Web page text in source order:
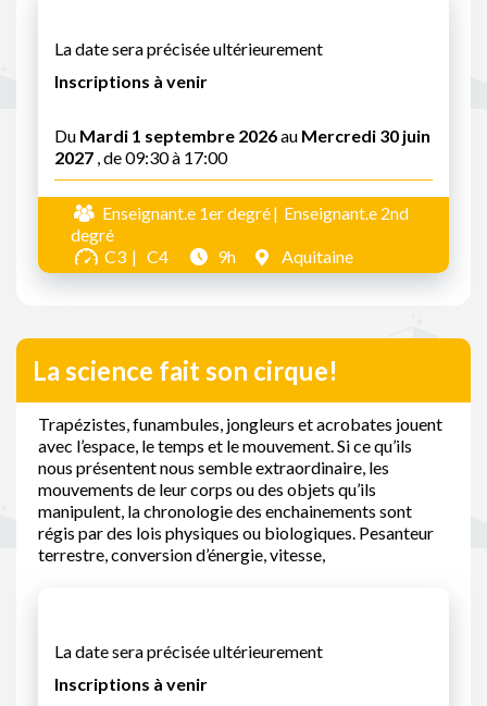
La date sera précisée ultérieurement
Inscriptions à venir
Du Mardi 1 septembre 2026au Mercredi 30 juin
2027 , de 09:30 à 17:00
Enseignant.e 1er degré
Enseignant.e 2nd
degré
C3
C4 9h Aquitaine
La science fait son cirque!
Trapézistes, funambules, jongleurs et acrobates jouent
avec l’espace, le temps et le mouvement. Si ce qu’ils
nous présentent nous semble extraordinaire, les
mouvements de leur corps ou des objets qu’ils
manipulent, la chronologie des enchainements sont
régis par des lois physiques ou biologiques. Pesanteur
terrestre, conversion d’énergie, vitesse,
La date sera précisée ultérieurement
Inscriptions à venir